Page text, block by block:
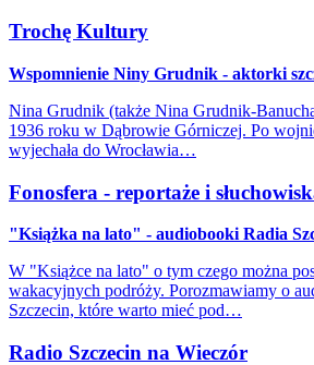
Trochę Kultury
Wspomnienie Niny Grudnik - aktorki
Nina Grudnik (także Nina Grudnik-
1936 roku w Dąbrowie Górniczej. Po
wyjechała do Wrocławia…
Fonosfera - reportaże i
"Książka na lato" - audiobooki Radia
W "Książce na lato" o tym czego można
wakacyjnych podróży. Porozmawiamy o
Szczecin, które warto mieć pod…
Radio Szczecin na Wieczór